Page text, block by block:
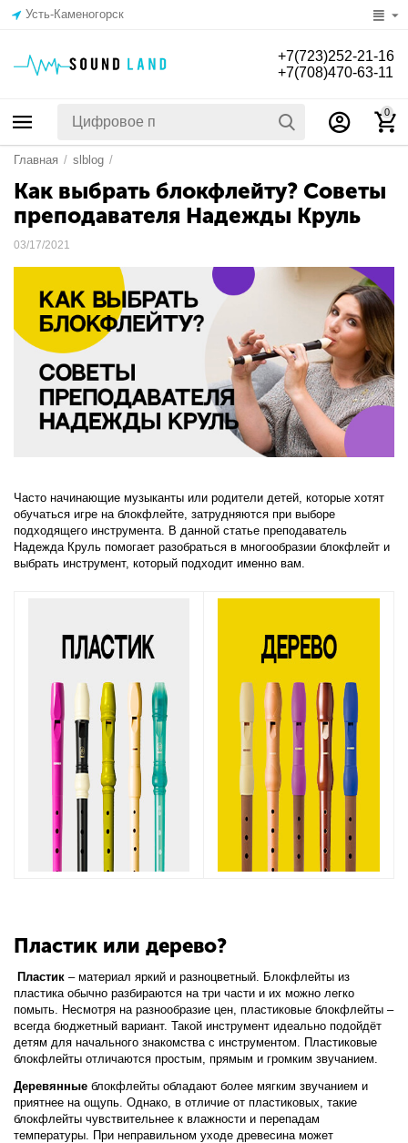
Усть-Каменогорск
+7(723)252-21-16
+7(708)470-63-11
0
Главная / slblog /
Как выбрать блокфлейту? Советы
преподавателя Надежды Круль
03/17/2021
Часто начинающие музыканты или родители детей, которые хотят
обучаться игре на блокфлейте, затрудняются при выборе
подходящего инструмента. В данной статье преподаватель
Надежда Круль помогает разобраться в многообразии блокфлейт и
выбрать инструмент, который подходит именно вам.
Пластик или дерево?
Пластик – материал яркий и разноцветный. Блокфлейты из
пластика обычно разбираются на три части и их можно легко
помыть. Несмотря на разнообразие цен, пластиковые блокфлейты –
всегда бюджетный вариант. Такой инструмент идеально подойдёт
детям для начального знакомства с инструментом. Пластиковые
блокфлейты отличаются простым, прямым и громким звучанием.
Деревянные блокфлейты обладают более мягким звучанием и
приятнее на ощупь. Однако, в отличие от пластиковых, такие
блокфлейты чувствительнее к влажности и перепадам
температуры. При неправильном уходе древесина может